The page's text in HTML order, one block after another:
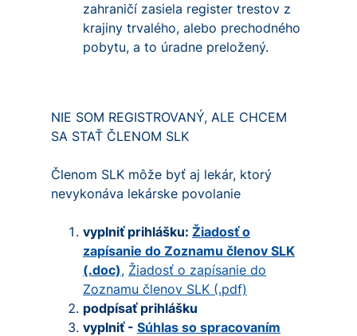
zahraničí zasiela register trestov z
krajiny trvalého, alebo prechodného
pobytu, a to úradne preložený.
NIE SOM REGISTROVANÝ, ALE CHCEM
SA STAŤ ČLENOM SLK
Členom SLK môže byť aj lekár, ktorý
nevykonáva lekárske povolanie
vyplniť prihlášku: Žiadosť o
zapísanie do Zoznamu členov SLK
(.doc), Žiadosť o zapísanie do
Zoznamu členov SLK (.pdf)
podpísať prihlášku
vyplniť - Súhlas so spracovaním